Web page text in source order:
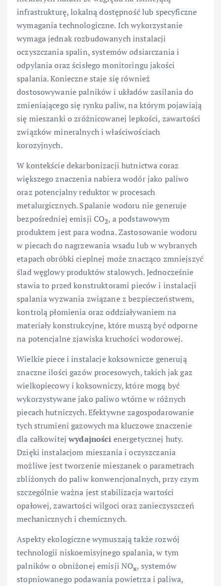
infrastrukturę, lokalną dostępność lub specyficzne
wymagania technologiczne. Ich wykorzystanie
wymaga jednak rozbudowanych instalacji
oczyszczania spalin, systemów odsiarczania i
odpylania oraz ścisłego monitoringu jakości
spalania. Konieczne staje się również
dostosowywanie palników i układów zasilania do
zmieniającego się rynku paliw, na którym pojawiają
się mieszanki o zróżnicowanej lepkości, zawartości
związków mineralnych i właściwościach
korozyjnych.
W kontekście dekarbonizacji hutnictwa coraz
większego znaczenia nabiera wodór jako paliwo
oraz potencjalny reduktor w procesach
metalurgicznych. Spalanie wodoru nie generuje
bezpośredniej emisji CO2, a podstawowym
produktem jest para wodna. Zastosowanie wodoru
w piecach do nagrzewania wsadu lub w wybranych
etapach obróbki cieplnej może znacząco zmniejszyć
ślad węglowy produktów stalowych. Jednocześnie
stawia to przed konstruktorami pieców i instalacji
spalania wyzwania związane z bezpieczeństwem,
kontrolą płomienia oraz oddziaływaniem na
materiały konstrukcyjne, które muszą być odporne
na potencjalne zjawiska kruchości wodorowej.
Wielkie piece i instalacje koksownicze generują
znaczne ilości gazów procesowych, takich jak gaz
wielkopiecowy i koksowniczy, które mogą być
wykorzystywane jako paliwo wtórne w różnych
piecach hutniczych. Efektywne zagospodarowanie
tych strumieni gazowych ma kluczowe znaczenie
dla całkowitejwydajności energetycznej huty.
Dzięki instalacjom mieszania i oczyszczania
możliwe jest tworzenie mieszanek o parametrach
zbliżonych do paliw konwencjonalnych, przy czym
szczególnie ważna jest stabilizacja wartości
opałowej, zawartości wilgoci oraz zanieczyszczeń
mechanicznych i chemicznych.
Aspekty ekologiczne wymuszają także rozwój
technologii niskoemisyjnego spalania, w tym
palników o obniżonej emisji NOx, systemów
stopniowanego podawania powietrza i paliwa,